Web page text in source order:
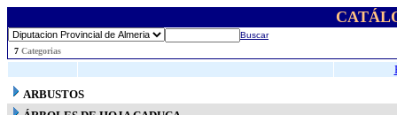
Buscar
7 Categorias
ARBUSTOS